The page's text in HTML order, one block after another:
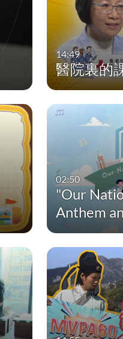
14:49
醫院裏的
02:50
"Our
Anthem